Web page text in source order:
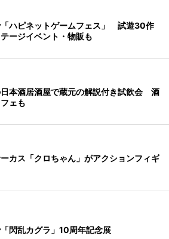
ハピネットゲームフェス」 試遊30作
ージイベント・物販も
本酒居酒屋で蔵元の解説付き試飲会 酒
ェも
カス「クロちゃん」がアクションフィギ
閃乱カグラ」10周年記念展